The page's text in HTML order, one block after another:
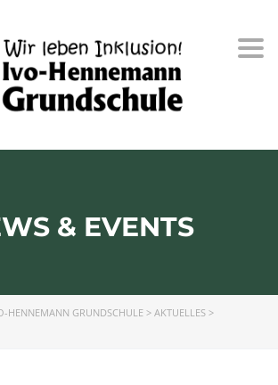
& EVENTS
HENNEMANN GRUNDSCHULE > AKTUELLES >